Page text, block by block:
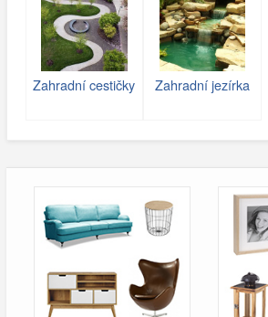
Zahradní cestičky Zahradní jezírka